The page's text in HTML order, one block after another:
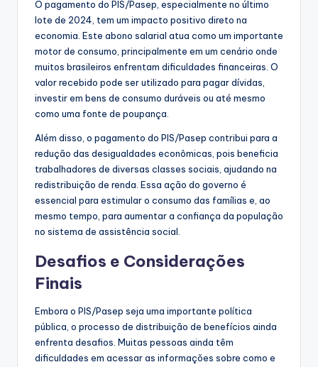
O pagamento do PIS/Pasep, especialmente no último
lote de 2024, tem um impacto positivo direto na
economia. Este abono salarial atua como um importante
motor de consumo, principalmente em um cenário onde
muitos brasileiros enfrentam dificuldades financeiras. O
valor recebido pode ser utilizado para pagar dívidas,
investir em bens de consumo duráveis ou até mesmo
como uma fonte de poupança.
Além disso, o pagamento do PIS/Pasep contribui para a
redução das desigualdades econômicas, pois beneficia
trabalhadores de diversas classes sociais, ajudando na
redistribuição de renda. Essa ação do governo é
essencial para estimular o consumo das famílias e, ao
mesmo tempo, para aumentar a confiança da população
no sistema de assistência social.
Desafios e Considerações
Finais
Embora o PIS/Pasep seja uma importante política
pública, o processo de distribuição de benefícios ainda
enfrenta desafios. Muitas pessoas ainda têm
dificuldades em acessar as informações sobre como e